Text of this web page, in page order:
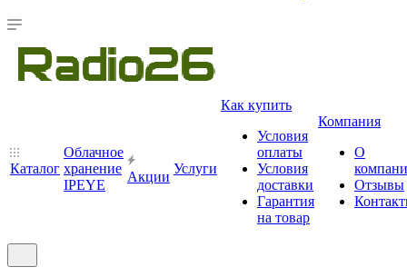
Каталог
Облачное
хранение
IPEYE
Акции
Услуги
Как купить
Условия
оплаты
Условия
доставки
Гарантия
на товар
Компания
О
Отзывы